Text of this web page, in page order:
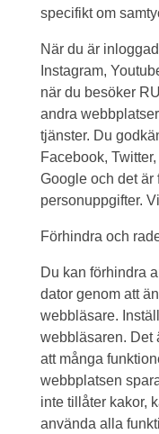
specifikt om
När du är
Instagram,
när du besöker
andra
tjänster. Du
Facebook,
Google och det är
personuppgifter.
Förhindra och
Du kan förhindra
dator genom att
webbläsare.
webbläsaren. Det
att många
webbplatsen
inte tillåter kakor,
använda alla